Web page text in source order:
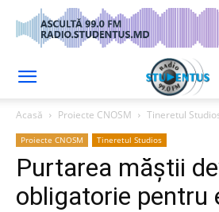
Acasă Proiecte CNOSM Tineretul
Proiecte CNOSM Tineretul Studios
Purtarea măștii
obligatorie pentru